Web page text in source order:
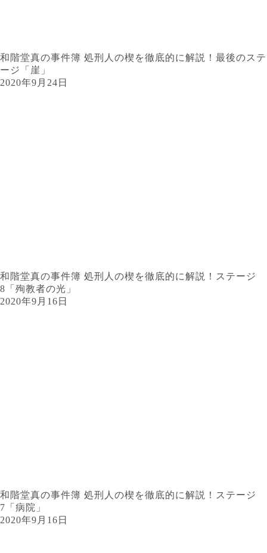
和階堂真の事件簿 処刑人の楔を徹底的に解説！最後のステ
ージ「崖」
2020年9月24日
和階堂真の事件簿 処刑人の楔を徹底的に解説！ステージ
8「殉教者の光」
2020年9月16日
和階堂真の事件簿 処刑人の楔を徹底的に解説！ステージ
7「病院」
2020年9月16日